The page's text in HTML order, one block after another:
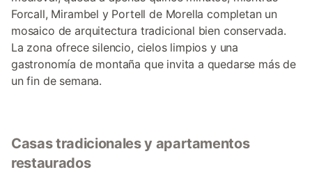
Forcall, Mirambel y Portell de Morella completan un
mosaico de arquitectura tradicional bien conservada.
La zona ofrece silencio, cielos limpios y una
gastronomía de montaña que invita a quedarse más de
un fin de semana.
Casas tradicionales y apartamentos
restaurados